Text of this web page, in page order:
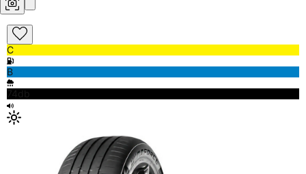
C
B
74db